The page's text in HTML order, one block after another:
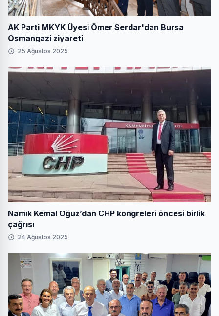
AK Parti MKYK Üyesi Ömer Serdar'dan Bursa
Osmangazi ziyareti
25 Ağustos 2025
Namık Kemal Oğuz’dan CHP kongreleri öncesi birlik
çağrısı
24 Ağustos 2025